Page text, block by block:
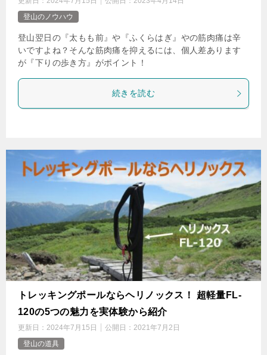
登山のノウハウ
登山翌日の『太もも前』や『ふくらはぎ』やの筋肉痛は辛
いですよね？そんな筋肉痛を抑えるには、個人差あります
が『下りの歩き方』がポイント！
続きを読む
トレッキングポールならヘリノックス！ 超軽量FL-
120の5つの魅力を実体験から紹介
更新日： 2024年7月15日 公開日： 2021年7月2日
登山の道具